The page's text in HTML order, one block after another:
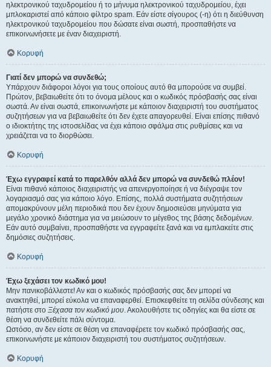
ηλεκτρονικού ταχυδρομείου ή το μήνυμα ηλεκτρονικού ταχυδρομείου, έχει
μπλοκαριστεί από κάποιο φίλτρο spam. Εάν είστε σίγουρος (-η) ότι η διεύθυνση
ηλεκτρονικού ταχυδρομείου που δώσατε είναι σωστή, προσπαθήστε να
επικοινωνήσετε με έναν διαχειριστή.
Κορυφή
Γιατί δεν μπορώ να συνδεθώ;
Υπάρχουν διάφοροι λόγοι για τους οποίους αυτό θα μπορούσε να συμβεί.
Πρώτον, βεβαιωθείτε ότι το όνομα μέλους και ο κωδικός πρόσβασής σας είναι
σωστά. Αν είναι σωστά, επικοινωνήστε με κάποιον διαχειριστή του συστήματος
συζητήσεων για να βεβαιωθείτε ότι δεν έχετε απαγορευθεί. Είναι επίσης πιθανό
ο ιδιοκτήτης της ιστοσελίδας να έχει κάποιο σφάλμα στις ρυθμίσεις και να
χρειάζεται να το διορθώσει.
Κορυφή
Έχω εγγραφεί κατά το παρελθόν αλλά δεν μπορώ να συνδεθώ πλέον!
Είναι πιθανό κάποιος διαχειριστής να απενεργοποίησε ή να διέγραψε τον
λογαριασμό σας για κάποιο λόγο. Επίσης, πολλά συστήματα συζητήσεων
απομακρύνουν μέλη περιοδικά που δεν έχουν δημοσιεύσει μηνύματα για
μεγάλο χρονικό διάστημα για να μειώσουν το μέγεθος της βάσης δεδομένων.
Εάν αυτό συμβαίνει, προσπαθήστε να εγγραφείτε ξανά και να εμπλακείτε στις
δημόσιες συζητήσεις.
Κορυφή
Έχω ξεχάσει τον κωδικό μου!
Μην πανικοβάλλεστε! Αν και ο κωδικός πρόσβασής σας δεν μπορεί να
ανακτηθεί, μπορεί εύκολα να επαναφερθεί. Επισκεφθείτε τη σελίδα σύνδεσης και
πατήστε στο Ξέχασα τον κωδικό μου. Ακολουθήστε τις οδηγίες και θα είστε σε
θέση να συνδεθείτε πάλι σύντομα.
Ωστόσο, αν δεν είστε σε θέση να επαναφέρετε τον κωδικό πρόσβασής σας,
επικοινωνήστε με κάποιον διαχειριστή του συστήματος συζητήσεων.
Κορυφή